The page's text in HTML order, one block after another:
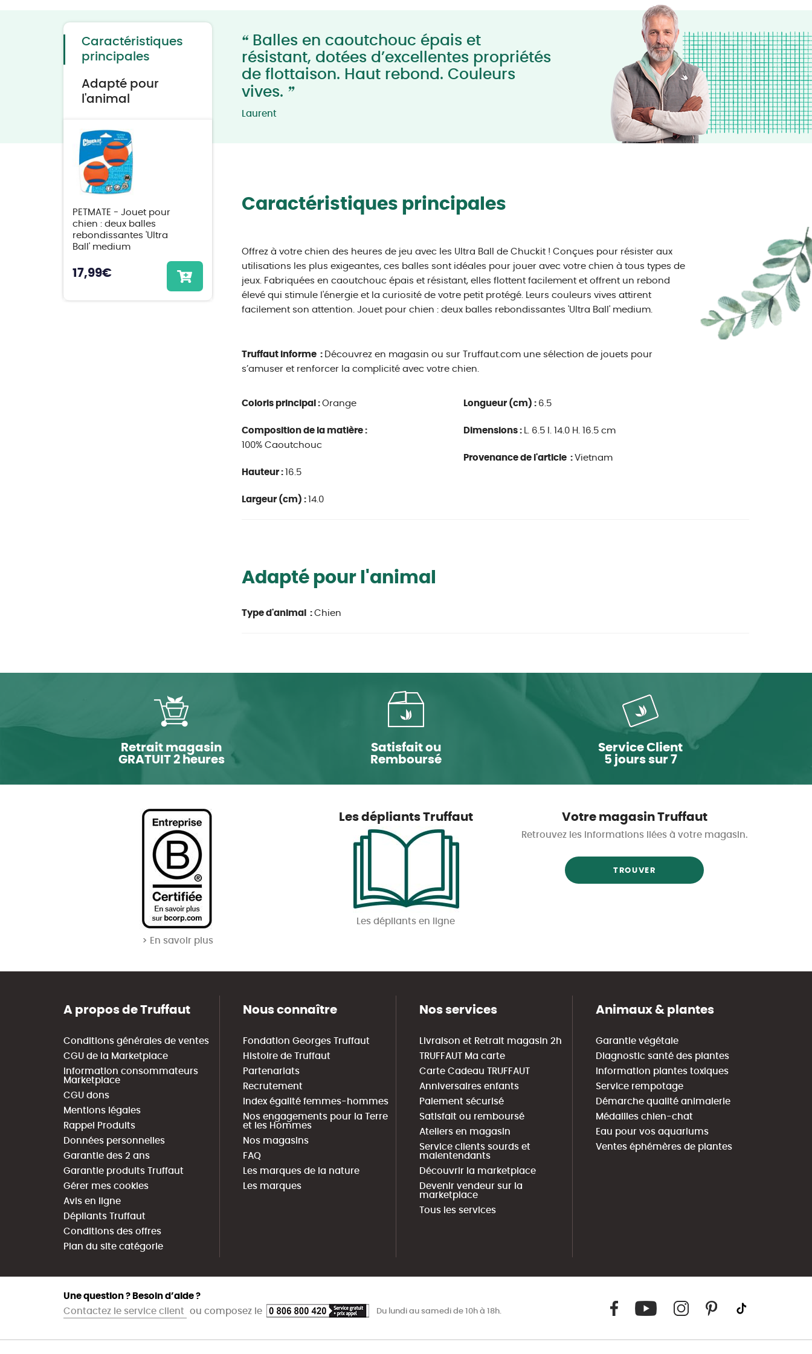
of
the
images
“Balles en caoutchouc épais et
résistant, dotées d’excellentes propriétés
de flottaison. Haut rebond. Couleurs
vives. ”
Laurent
Caractéristiques
principales
Adapté pour
l'animal
PETMATE - Jouet pour
chien : deux balles
rebondissantes 'Ultra
Ball' medium
17,99€
Caractéristiques principales
Offrez à votre chien des heures de jeu avec les Ultra Ball de Chuckit ! Conçues pour résister aux
utilisations les plus exigeantes, ces balles sont idéales pour jouer avec votre chien à tous types de
jeux. Fabriquées en caoutchouc épais et résistant, elles flottent facilement et offrent un rebond
élevé qui stimule l'énergie et la curiosité de votre petit protégé. Leurs couleurs vives attirent
facilement son attention. Jouet pour chien : deux balles rebondissantes 'Ultra Ball' medium.
Truffaut informe : Découvrez en magasin ou sur Truffaut.com une sélection de jouets pour
s’amuser et renforcer la complicité avec votre chien.
Coloris principal : Orange
Composition de la matière :
100% Caoutchouc
Hauteur : 16.5
Largeur (cm) : 14.0
Longueur (cm) : 6.5
Dimensions : L. 6.5 l. 14.0 H. 16.5 cm
Provenance de l'article : Vietnam
Adapté pour l'animal
Type d'animal : Chien
Retrait magasin
GRATUIT 2 heures
Satisfait ou
Remboursé
Service Client
5 jours sur 7
> En savoir plus
Les dépliants Truffaut
Les dépliants en ligne
Votre magasin Truffaut
Retrouvez les informations liées à votre magasin.
TROUVER
A propos de Truffaut
Conditions générales de ventes
CGU de la Marketplace
Information consommateurs
Marketplace
CGU dons
Mentions légales
Rappel Produits
Données personnelles
Garantie des 2 ans
Garantie produits Truffaut
Gérer mes cookies
Avis en ligne
Dépliants Truffaut
Conditions des offres
Plan du site catégorie
Nous connaître
Fondation Georges Truffaut
Histoire de Truffaut
Partenariats
Recrutement
Index égalité femmes-hommes
Nos engagements pour la Terre
et les Hommes
Nos magasins
FAQ
Les marques de la nature
Les marques
Nos services
Livraison et Retrait magasin 2h
TRUFFAUT Ma carte
Carte Cadeau TRUFFAUT
Anniversaires enfants
Paiement sécurisé
Satisfait ou remboursé
Ateliers en magasin
Service clients sourds et
malentendants
Découvrir la marketplace
Devenir vendeur sur la
marketplace
Tous les services
Animaux & plantes
Garantie végétale
Diagnostic santé des plantes
Information plantes toxiques
Service rempotage
Démarche qualité animalerie
Médailles chien-chat
Eau pour vos aquariums
Ventes éphémères de plantes
Une question ? Besoin d’aide ?
Contactez le service client
ou composez le Du lundi au samedi de 10h à 18h.